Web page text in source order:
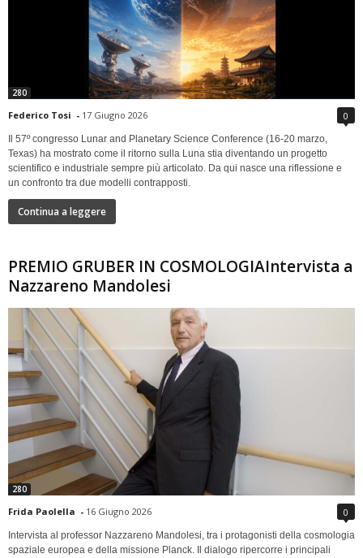
280
Federico Tosi - 17 Giugno 2026 0
Il 57º congresso Lunar and Planetary Science Conference (16-20 marzo,
Texas) ha mostrato come il ritorno sulla Luna stia diventando un progetto
scientifico e industriale sempre più articolato. Da qui nasce una riflessione e
un confronto tra due modelli contrapposti.
Continua a leggere
PREMIO GRUBER IN COSMOLOGIAIntervista a
Nazzareno Mandolesi
280
Frida Paolella - 16 Giugno 2026 0
Intervista al professor Nazzareno Mandolesi, tra i protagonisti della cosmologia
spaziale europea e della missione Planck. Il dialogo ripercorre i principali